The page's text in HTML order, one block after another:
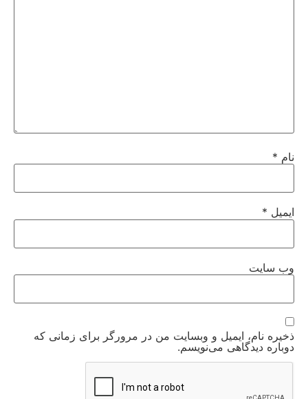
نام *
ایمیل *
وب‌ سایت
ذخیره نام، ایمیل و وبسایت من در مرورگر برای زمانی که
دوباره دیدگاهی می‌نویسم.